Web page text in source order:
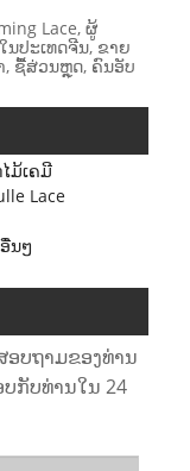
Lace, ຜູ້
ນປະເທດຈີນ, ຂາຍ
, ຊື້ສ່ວນຫຼຸດ, ຄົນອັບ
ມ້ເຄມີ
Lace
ອື່ນໆ
ບຖາມຂອງທ່ານ
ກັບທ່ານໃນ 24